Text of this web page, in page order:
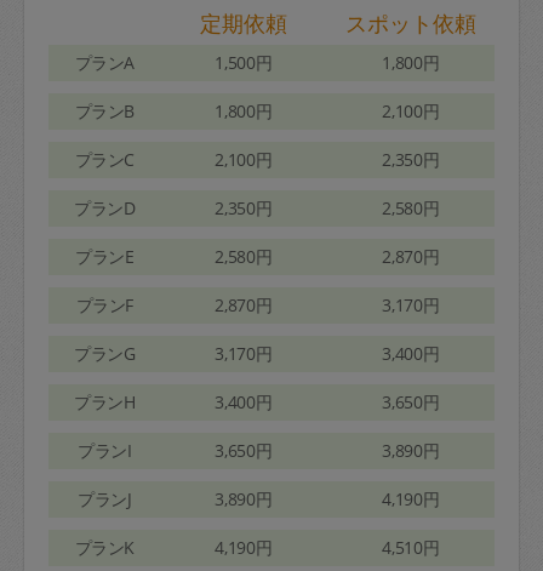
定期依頼 スポット依頼
プランA 1,500円 1,800円
プランB 1,800円 2,100円
プランC 2,100円 2,350円
プランD 2,350円 2,580円
プランE 2,580円 2,870円
プランF 2,870円 3,170円
プランG 3,170円 3,400円
プランH 3,400円 3,650円
プランI 3,650円 3,890円
プランJ 3,890円 4,190円
プランK 4,190円 4,510円